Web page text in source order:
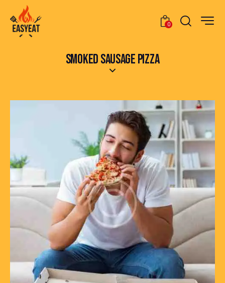
0
SMOKED SAUSAGE PIZZA